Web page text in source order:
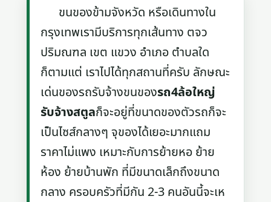
ขนของข้ามจังหวัด หรือเดินทางใน
กรุงเทพเรามีบริการทุกเส้นทาง ตจว
ปริมณฑล เขต แขวง อำเภอ ตำบลใด
ก็ตามแต่ เราไปได้ทุกสถานที่ครับ ลักษณะ
เด่นของรถรับจ้างขนของรถ4ล้อใหญ่
รับจ้างสตูลก็จะอยู่ที่ขนาดของตัวรถก็จะ
เป็นไซส์กลางๆ จุของได้เยอะมากแถม
ราคาไม่แพง เหมาะกับการย้ายหอ ย้าย
ห้อง ย้ายบ้านพัก ที่มีขนาดเล็กถึงขนาด
กลาง ครอบครัวที่มีกัน 2-3 คนอันนี้จะเห